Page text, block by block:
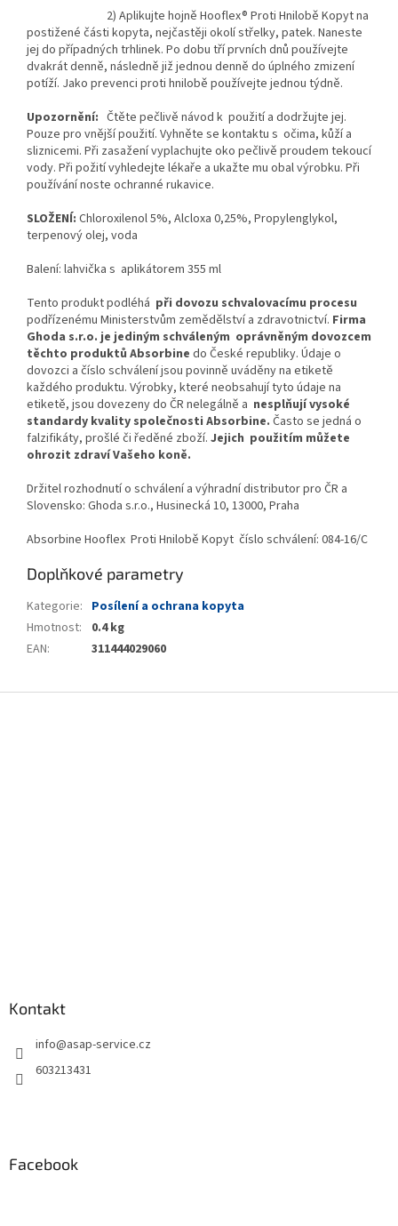
2) Aplikujte hojně Hooflex® Proti Hnilobě Kopyt na
postižené části kopyta, nejčastěji okolí střelky, patek. Naneste
jej do případných trhlinek. Po dobu tří prvních dnů používejte
dvakrát denně, následně již jednou denně do úplného zmizení
potíží. Jako prevenci proti hnilobě používejte jednou týdně.
Upozornění: Čtěte pečlivě návod k použití a dodržujte jej.
Pouze pro vnější použití. Vyhněte se kontaktu s očima, kůží a
sliznicemi. Při zasažení vyplachujte oko pečlivě proudem tekoucí
vody. Při požití vyhledejte lékaře a ukažte mu obal výrobku. Při
používání noste ochranné rukavice.
SLOŽENÍ: Chloroxilenol 5%, Alcloxa 0,25%, Propylenglykol,
terpenový olej, voda
Balení: lahvička s aplikátorem 355 ml
Tento produkt podléhá při dovozu schvalovacímu procesu
podřízenému Ministerstvům zemědělství a zdravotnictví. Firma
Ghoda s.r.o. je jediným schváleným oprávněným dovozcem
těchto produktů Absorbine do České republiky. Údaje o
dovozci a číslo schválení jsou povinně uváděny na etiketě
každého produktu. Výrobky, které neobsahují tyto údaje na
etiketě, jsou dovezeny do ČR nelegálně a nesplňují vysoké
standardy kvality společnosti Absorbine. Často se jedná o
falzifikáty, prošlé či ředěné zboží. Jejich použitím můžete
ohrozit zdraví Vašeho koně.
Držitel rozhodnutí o schválení a výhradní distributor pro ČR a
Slovensko: Ghoda s.r.o., Husinecká 10, 13000, Praha
Absorbine Hooflex Proti Hnilobě Kopyt číslo schválení: 084-16/C
Doplňkové parametry
Kategorie: Posílení a ochrana kopyta
Hmotnost:
0.4 kg
EAN: 311444029060
Kontakt
info@asap-service.cz
603213431
Facebook